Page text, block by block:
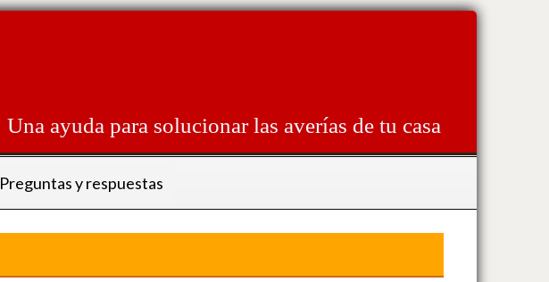
Una ayuda para solucionar las averías de tu casa
Preguntas y respuestas